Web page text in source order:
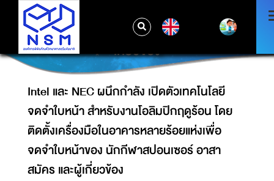
จดจำใบหน้า สำหรับงานโอลิมปิกฤดูร้อน โดยติด
ตั้งเครื่องมือในอาคารหลายร้อยแห่งเพื่อจดจำ
ใบหน้าของ นักกีฬาสปอนเซอร์ อาสาสมัคร และผู้
เกี่ยวข้อง
Intel และ NEC ผนึกกำลัง เปิดตัวเทคโนโลยี
จดจำใบหน้า สำหรับงานโอลิมปิกฤดูร้อน โดย
ติดตั้งเครื่องมือในอาคารหลายร้อยแห่งเพื่อ
จดจำใบหน้าของ นักกีฬาสปอนเซอร์ อาสา
สมัคร และผู้เกี่ยวข้อง